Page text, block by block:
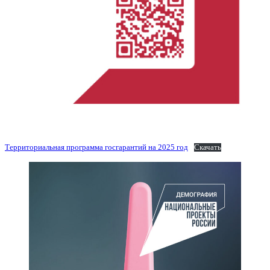
Территориальная программа госгарантий на 2025 год Скачать